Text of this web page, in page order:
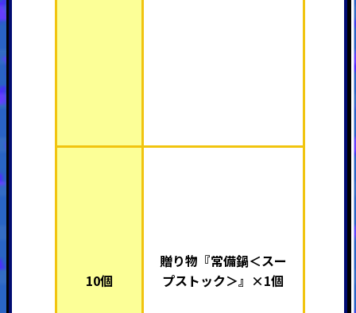
10個
贈り物『常備鍋＜スー
プストック＞』×1個